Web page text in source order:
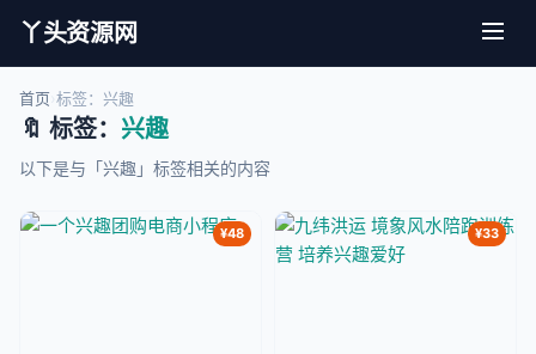
丫头资源网
首页 标签：兴趣
🔖 标签： 兴趣
以下是与「兴趣」标签相关的内容
¥48 ¥33